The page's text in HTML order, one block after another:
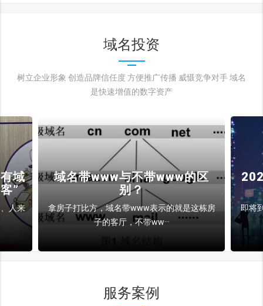
域名投资
树立企业形象 创造品牌信任度 方便推广传播 威慑竞争对手 域名
是快速增值的数字资产
域
”
人来
域名带www与不带www的区
别？
拿房子打比方，域名带www表示的就是这栋房
子的客厅，不带ww···
即将
服务案例